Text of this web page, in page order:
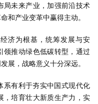
局未来产业，加强前沿技术
和产业变革中赢得主动。
济为根基，统筹发展与安
领推动绿色低碳转型，通过
展，战略意义十分深远。
系有利于夯实中国式现代化
，培育壮大新质生产力，实